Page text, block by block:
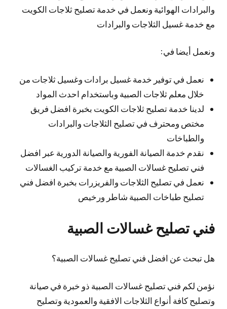
والبرادات الهوائية ونعمل في خدمة تصليح ثلاجات الكويت
مع خدمة غسيل الثلاجات والبرادات
ونعمل أيضا في:
نعمل في توفير خدمة غسيل برادات وغسيل ثلاجات من
خلال معلم ثلاجات الصبية وباستخدام احدث المواد
لدينا خدمة تصليح ثلاجات الكويت بخبرة افضل فريق
مختص ومحترف في تصليح الثلاجات والبرادات
والطباخات
نقدم خدمة الصيانة الفورية والصيانة الدورية عبر افضل
فني تصليح غسالات الصبية مع خدمة تركيب الغسالات
نعمل في تصليح الثلاجات والفريزرات بخبرة افضل فني
تصليح طباخات الصبية شاطر ورخيص
فني تصليح غسالات الصبية
هل تبحث عن افضل فني تصليح غسالات الصبية؟
نؤمن لكم فني تصليح غسالات الصبية ذو خبرة في صيانة
وتصليح كافة أنواع الثلاجات الافقية والعمودية وتصليح